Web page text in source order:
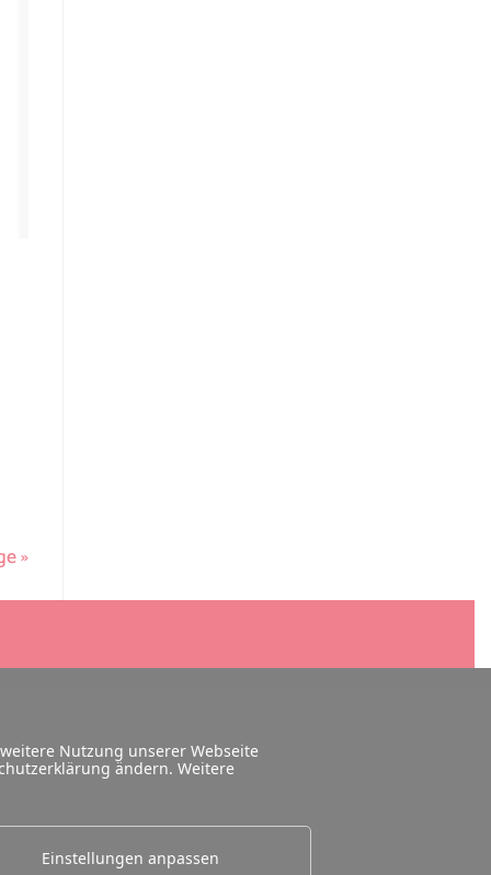
»
Nutzung unserer Webseite
ändern. Weitere
Einstellungen anpassen